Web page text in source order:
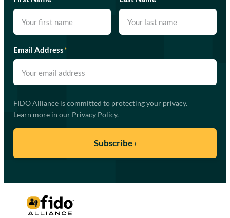
Email Address*
FIDO Alliance is committed to protecting your privacy.
Learn more in our Privacy Policy.